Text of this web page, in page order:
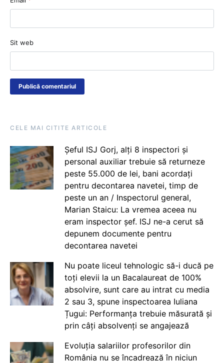
Sit web
CELE MAI CITITE ARTICOLE
Șeful ISJ Gorj, alți 8 inspectori și
personal auxiliar trebuie să returneze
peste 55.000 de lei, bani acordați
pentru decontarea navetei, timp de
peste un an / Inspectorul general,
Marian Staicu: La vremea aceea nu
eram inspector șef. ISJ ne-a cerut să
depunem documente pentru
decontarea navetei
Nu poate liceul tehnologic să-i ducă pe
toți elevii la un Bacalaureat de 100%
absolvire, sunt care au intrat cu media
2 sau 3, spune inspectoarea Iuliana
Țugui: Performanța trebuie măsurată și
prin câți absolvenți se angajează
Evoluția salariilor profesorilor din
România nu se încadrează în niciun